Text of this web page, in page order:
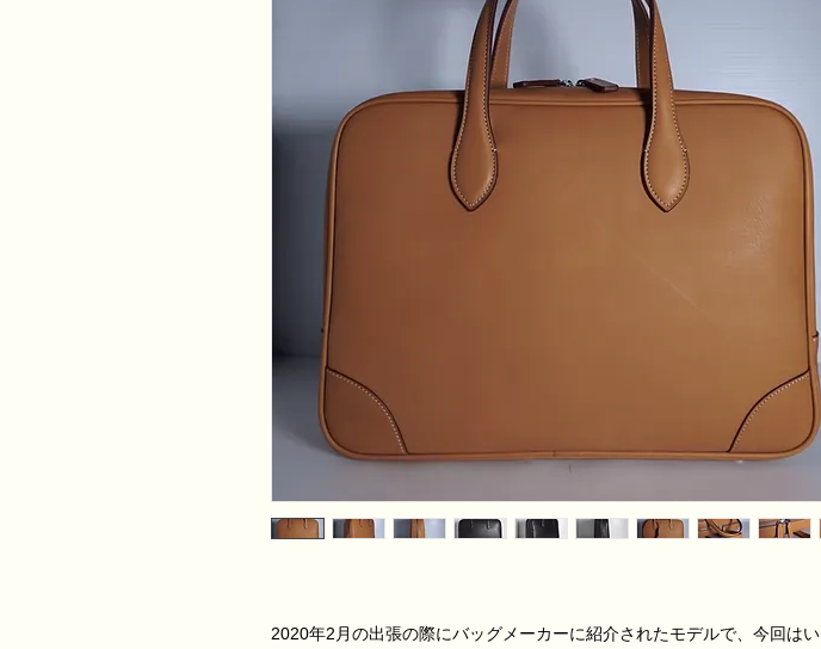
2020年2月の出張の際にバッグメーカーに紹介されたモデルで、今回はい